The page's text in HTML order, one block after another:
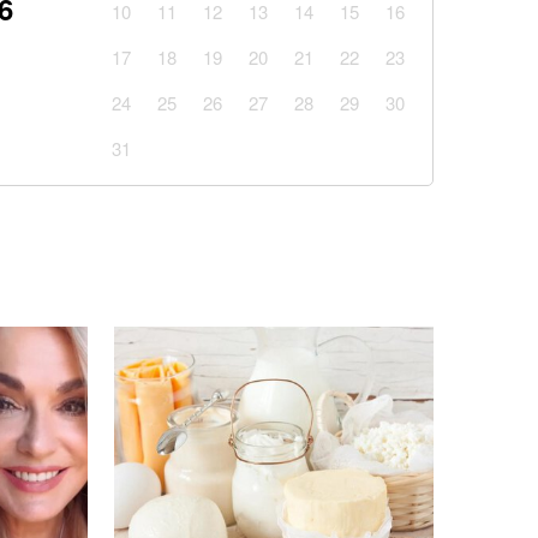
рідкістю: як зміниться українська зима
опитування показало, кому програє
10 11 12 13 14 15
16
17
18 19 20 21 22
23
24
25 26 27 28 29
30
31